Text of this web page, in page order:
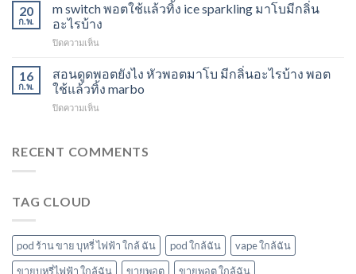
โบ
พีช
พอ
ตมา
โบ
องุ่น
ขาย
ใช้
แล้ว
ทิ้ง
ส่ง
พอต
ชาร์จ
นาที
puff
20
ก.พ.
m switch พอตใช้แล้วทิ้ง ice sparkling มาโบมีกลิ่น
อะไรบ้าง
ปิดความเห็น
switch
พอต
ใช้
แล้ว
sparkling
16
ก.พ.
สอนดูดพอตยังไง หัวพอตมาโบ มีกลิ่นอะไรบ้าง พอต
ใช้แล้วทิ้ง marbo
ปิดความเห็น
พอ
โบ
มี
กลิ่น
RECENT COMMENTS
TAG CLOUD
pod ร้าน ขาย บุหรี่ ไฟฟ้า ใกล้ ฉัน pod ใกล้ฉัน
vape ใกล้ฉัน
ขายบุหรี่ไฟฟ้า ใกล้ฉัน
ขายพอต ขายพอต ใกล้ฉัน